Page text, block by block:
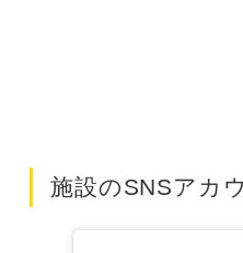
施設のSNSアカ